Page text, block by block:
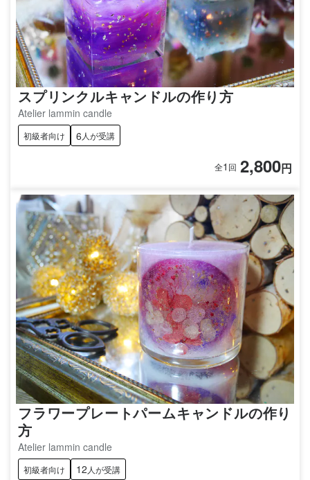
スプリンクルキャンドルの作り方
Atelier lammin candle
初級者向け 6 人が受講
全1 回 2,800円
フラワープレートパームキャンドルの作り
方
Atelier lammin candle
初級者向け 12 人が受講